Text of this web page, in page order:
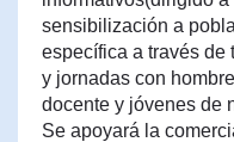
sensibilización a
específica a través de
y jornadas con
docente y jóvenes de
Se apoyará la